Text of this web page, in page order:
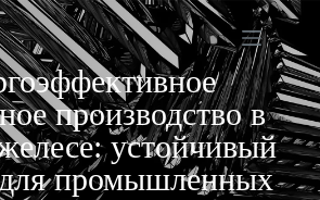
производство в
устойчивый
промышленных